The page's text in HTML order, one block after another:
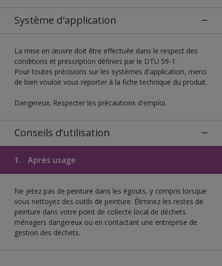
Système d'application
La mise en œuvre doit être effectuée dans le respect des
conditions et prescription définies par le DTU 59-1.
Pour toutes précisions sur les systèmes d'application, merci
de bien vouloir vous reporter à la fiche technique du produit.
Dangereux. Respecter les précautions d'emploi.
Conseils d’utilisation
1. Après usage
Ne jetez pas de peinture dans les égouts, y compris lorsque
vous nettoyez des outils de peinture. Éliminez les restes de
peinture dans votre point de collecte local de déchets
ménagers dangereux ou en contactant une entreprise de
gestion des déchets.